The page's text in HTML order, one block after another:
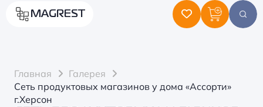
MAGREST
Главная
Галерея
Сеть продуктовых магазинов у дома «Ассорти»
г.Херсон